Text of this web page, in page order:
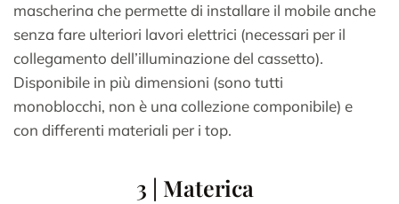
mascherina che permette di installare il mobile anche
senza fare ulteriori lavori elettrici (necessari per il
collegamento dell’illuminazione del cassetto).
Disponibile in più dimensioni (sono tutti
monoblocchi, non è una collezione componibile) e
con differenti materiali per i top.
3 | Materica